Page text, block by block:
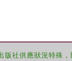
社供應狀況特殊，